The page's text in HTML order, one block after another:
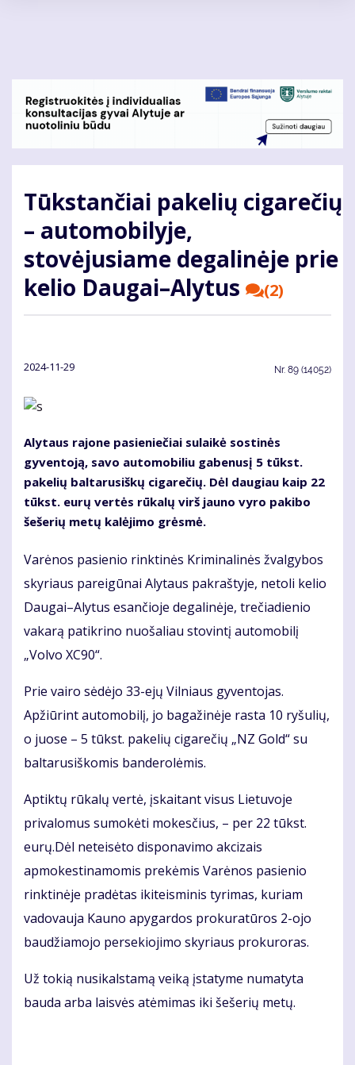
Tūkstančiai pakelių cigarečių
– automobilyje,
stovėjusiame degalinėje prie
kelio Daugai–Alytus
(2)
2024-11-29 Nr. 89 (14052)
Alytaus rajone pasieniečiai sulaikė sostinės
gyventoją, savo automobiliu gabenusį 5 tūkst.
pakelių baltarusiškų cigarečių. Dėl daugiau kaip 22
tūkst. eurų vertės rūkalų virš jauno vyro pakibo
šešerių metų kalėjimo grėsmė.
Varėnos pasienio rinktinės Kriminalinės žvalgybos
skyriaus pareigūnai Alytaus pakraštyje, netoli kelio
Daugai–Alytus esančioje degalinėje, trečiadienio
vakarą patikrino nuošaliau stovintį automobilį
„Volvo XC90“.
Prie vairo sėdėjo 33-ejų Vilniaus gyventojas.
Apžiūrint automobilį, jo bagažinėje rasta 10 ryšulių,
o juose – 5 tūkst. pakelių cigarečių „NZ Gold“ su
baltarusiškomis banderolėmis.
Aptiktų rūkalų vertė, įskaitant visus Lietuvoje
privalomus sumokėti mokesčius, – per 22 tūkst.
eurų.Dėl neteisėto disponavimo akcizais
apmokestinamomis prekėmis Varėnos pasienio
rinktinėje pradėtas ikiteisminis tyrimas, kuriam
vadovauja Kauno apygardos prokuratūros 2-ojo
baudžiamojo persekiojimo skyriaus prokuroras.
Už tokią nusikalstamą veiką įstatyme numatyta
bauda arba laisvės atėmimas iki šešerių metų.